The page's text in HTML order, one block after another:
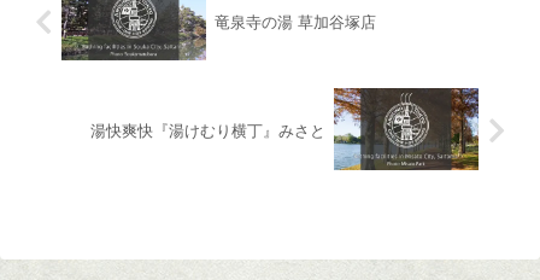
竜泉寺の湯 草加谷塚店
湯快爽快『湯けむり横丁』みさと